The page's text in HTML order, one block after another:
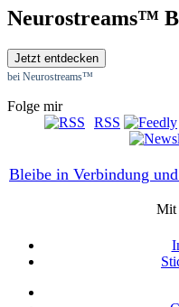
Neurostreams™
Jetzt entdecken
bei Neurostreams™
Folge mir
RSS
Bleibe in Verbindung
Mit